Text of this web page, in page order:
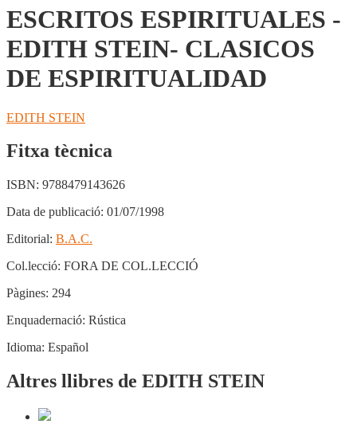
ESCRITOS ESPIRITUALES -
EDITH STEIN- CLASICOS
DE ESPIRITUALIDAD
EDITH STEIN
Fitxa tècnica
ISBN: 9788479143626
Data de publicació: 01/07/1998
Editorial: B.A.C.
Col.lecció: FORA DE COL.LECCIÓ
Pàgines: 294
Enquadernació: Rústica
Idioma: Español
Altres llibres de EDITH STEIN